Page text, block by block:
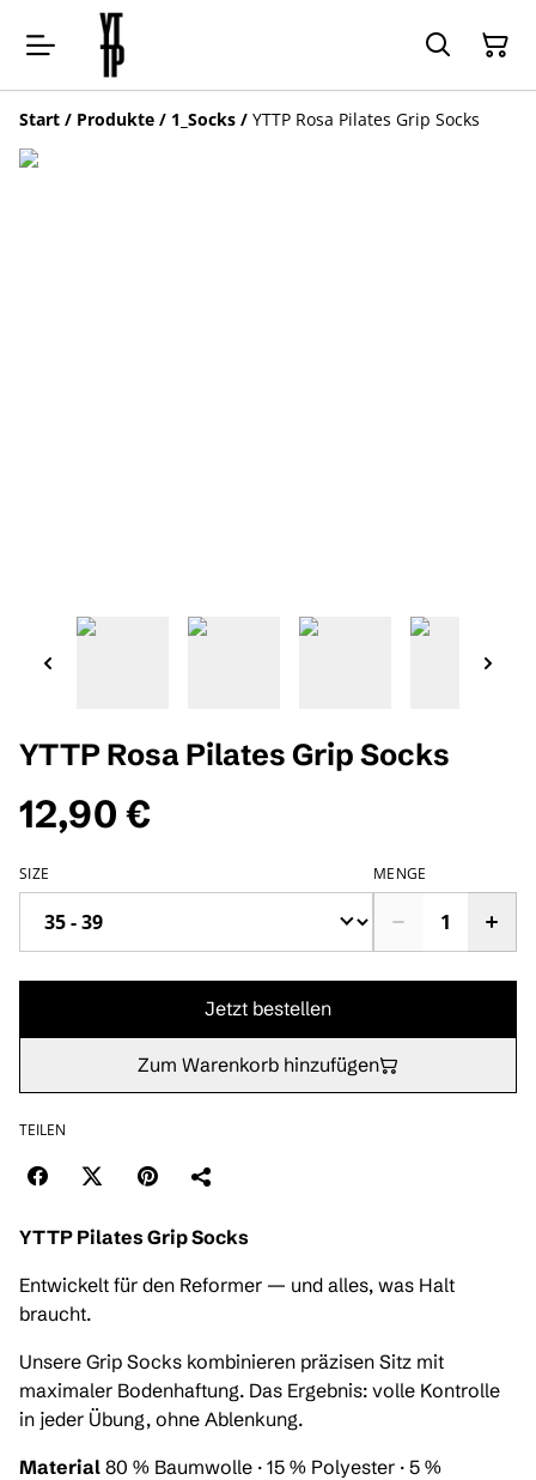
Start / Produkte / 1_Socks / YTTP Rosa Pilates Grip Socks
YTTP Rosa Pilates Grip Socks
12,90 €
SIZE MENGE
Jetzt bestellen
Zum Warenkorb hinzufügen
TEILEN
YTTP Pilates Grip Socks
Entwickelt für den Reformer — und alles, was Halt
braucht.
Unsere Grip Socks kombinieren präzisen Sitz mit
maximaler Bodenhaftung. Das Ergebnis: volle Kontrolle
in jeder Übung, ohne Ablenkung.
Material 80 % Baumwolle · 15 % Polyester · 5 %